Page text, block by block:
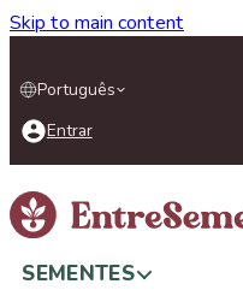
Skip to main content
Português
Entrar
SEMENTES